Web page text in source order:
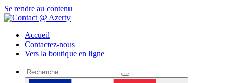
Se rendre au contenu
Accueil
Contactez-nous
Vers la boutique en ligne